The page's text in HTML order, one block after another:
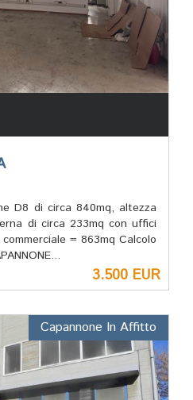
D8 di circa 840mq, altezza
di circa 233mq con uffici
= 863mq Calcolo
3.500 EUR
Capannone In Affitto